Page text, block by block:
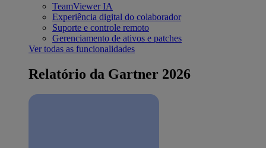
TeamViewer IA
Experiência digital do colaborador
Suporte e controle remoto
Gerenciamento de ativos e patches
Ver todas as funcionalidades
Relatório da Gartner 2026